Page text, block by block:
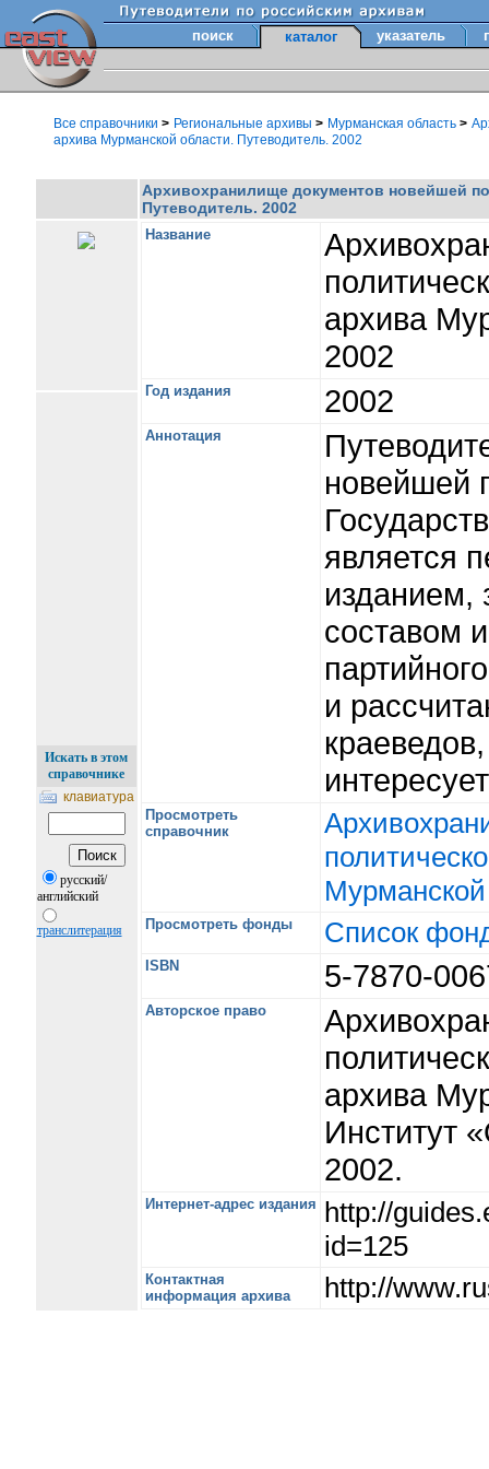
поиск каталог указатель
Все справочники > Региональные архивы > Мурманская область >
архива Мурманской области. Путеводитель. 2002
Архивохранилище документов новейшей
Путеводитель. 2002
Название
архива
2002
Год издания 2002
Аннотация
новейшей
является
изданием,
составом
и
Просмотреть
справочник
Просмотреть фонды Список
ISBN 5-7870-
Авторское право
архива
Институт
2002.
Интернет-адрес издания http://
id=125
Контактная
информация архива
http://
Искать в этом
справочнике
клавиатура
русский/
английский
транслитерация